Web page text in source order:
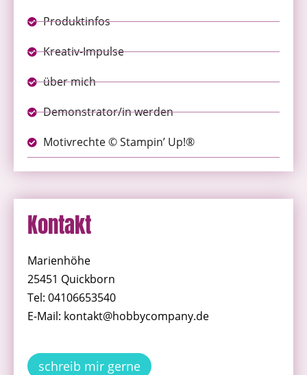
Produktinfos
Kreativ-Impulse
über mich
Demonstrator/in werden
Motivrechte © Stampin’ Up!®
Kontakt
Marienhöhe
25451 Quickborn
Tel: 04106653540
E-Mail: kontakt@hobbycompany.de
schreib mir gerne